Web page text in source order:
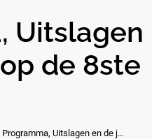
Uitslagen
de 8ste
Egypte op de Afrika Cup 2025: Programma, Uitslagen en de jacht op de 8ste titel